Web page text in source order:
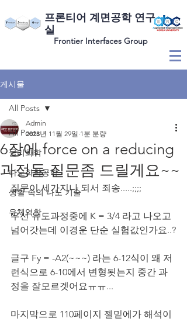
​프론티어 계면공학 연구
실
Frontier Interfaces Group
게시물
All Posts
물리화학
나노화학공학
생활 속의 나노 기술
유체역학
All Posts
6장에 force on a reducing
과정들 질문좀 드릴게요~~
Admin
2023년 11월 29일 1분 분량
질문이 세가지나 되서 죄송.....;;;;
우선 유도과정중에 K = 3/4 라고 나오고
넘어갓는데 이경운 단순 실험값인가요..?
글구 Fy = -A2(~~~) 라는 6-12식이 왜 저
런식으로 6-10에서 변형됫는지 중간 과
정을 잘모르겟어요ㅠㅠ...
마지막으로 110페이지 젤밑에가 해석이